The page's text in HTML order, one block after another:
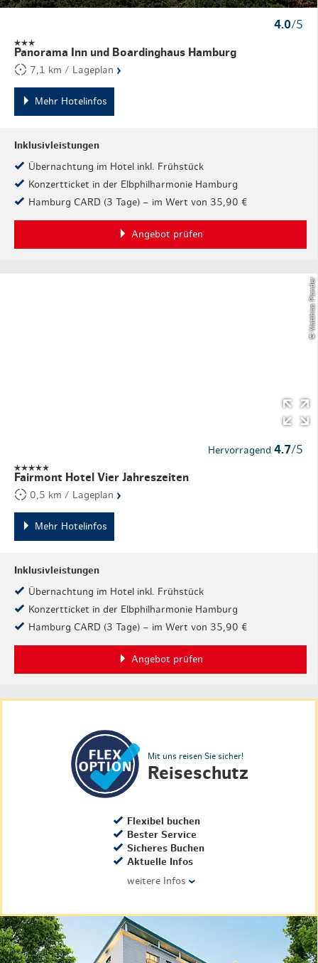
4.0/5
Panorama Inn und Boardinghaus Hamburg
7,1 km / Lageplan ›
Mehr Hotelinfos
Inklusivleistungen
Übernachtung im Hotel inkl. Frühstück
Konzertticket in der Elbphilharmonie Hamburg
Hamburg CARD (3 Tage) – im Wert von 35,90 €
Angebot prüfen
© Matthias Plander
Hervorragend4.7/5
Fairmont Hotel Vier Jahreszeiten
0,5 km / Lageplan ›
Mehr Hotelinfos
Inklusivleistungen
Übernachtung im Hotel inkl. Frühstück
Konzertticket in der Elbphilharmonie Hamburg
Hamburg CARD (3 Tage) – im Wert von 35,90 €
Angebot prüfen
Mit uns reisen Sie sicher!
Reiseschutz
Flexibel buchen
Bester Service
Sicheres Buchen
Aktuelle Infos
weitere Infos ›